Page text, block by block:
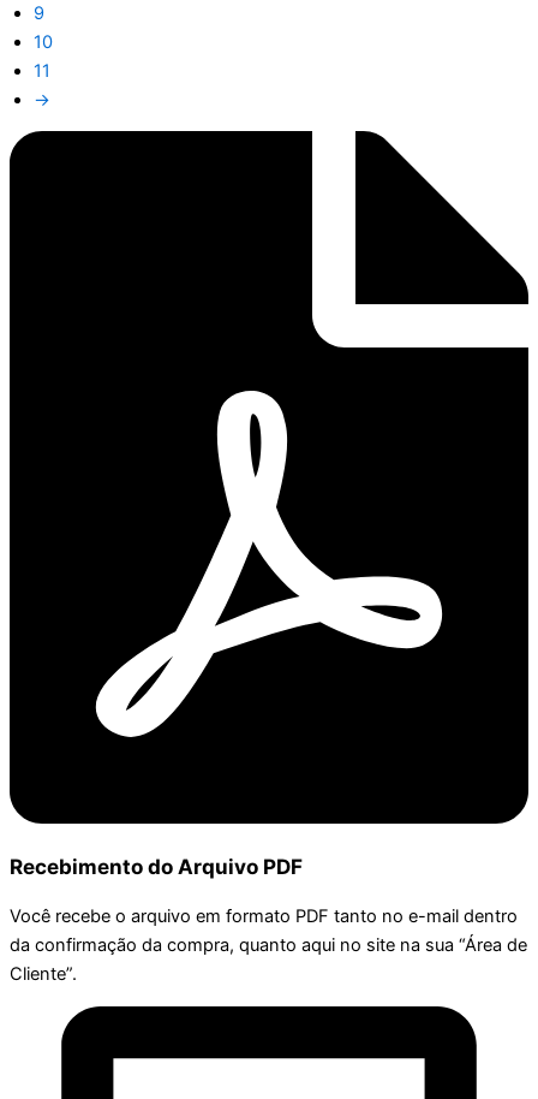
9
10
11
→
Recebimento do Arquivo PDF
Você recebe o arquivo em formato PDF tanto no e-mail dentro
da confirmação da compra, quanto aqui no site na sua “Área de
Cliente”.